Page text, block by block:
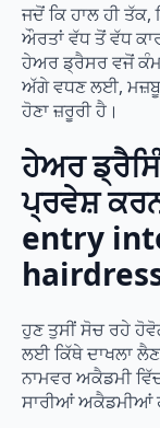
ਜਦੋਂ ਕਿ ਹਾਲ ਹੀ
ਔਰਤਾਂ ਵੱਧ ਤੋਂ ਵੱਧ
ਹੇਅਰ ਡ੍ਰੈਸਰ ਵਜੋਂ
ਅੱਗੇ ਵਧਣ ਲਈ,
ਹੋਣਾ ਜ਼ਰੂਰੀ ਹੈ।
ਹੇਅਰ
ਪ੍ਰਵੇਸ਼
entry
ਹੁਣ ਤੁਸੀਂ ਸੋਚ ਰਹੇ
ਲਈ ਕਿੱਥੇ ਦਾਖਲਾ
ਨਾਮਵਰ ਅਕੈਡਮੀ
ਸਾਰੀਆਂ ਅਕੈਡਮੀਆਂ